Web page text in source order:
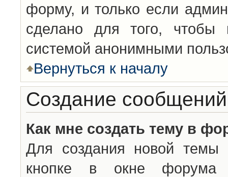
форму, и только если
сделано для того, чтобы
системой анонимными
Вернуться к началу
Создание сообщений
Как мне создать тему в
Для создания новой темы
кнопке в окне